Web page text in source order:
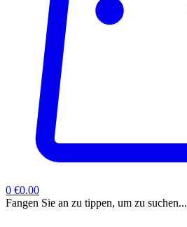
0 €0.00
Fangen Sie an zu tippen, um zu suchen...